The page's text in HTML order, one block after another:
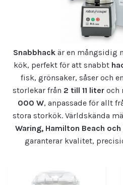
Snabbhack är en mångsidig
kök, perfekt för att snabbt
fisk, grönsaker, såser och
storlekar från 2 till 11 literoch
000 W, anpassade för allt
stora storkök. Världskända
Waring, Hamilton Beach
garanterar kvalitet,